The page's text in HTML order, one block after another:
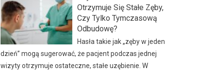
Otrzymuje Się Stałe Zęby,
Czy Tylko Tymczasową
Odbudowę?
Hasła takie jak „zęby w jeden
dzień” mogą sugerować, że pacjent podczas jednej
wizyty otrzymuje ostateczne, stałe uzębienie. W